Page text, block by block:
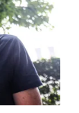
入了溫
溫或體感
相同氣溫
發較少，